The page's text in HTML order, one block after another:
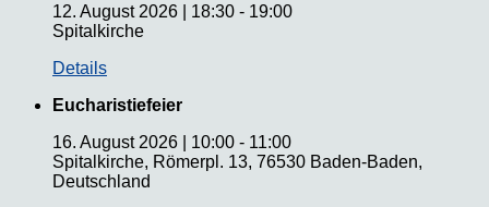
12. August 2026
18:30 - 19:00
Spitalkirche
Details
Eucharistiefeier
16. August 2026
10:00 - 11:00
Spitalkirche, Römerpl. 13, 76530 Baden-Baden,
Deutschland